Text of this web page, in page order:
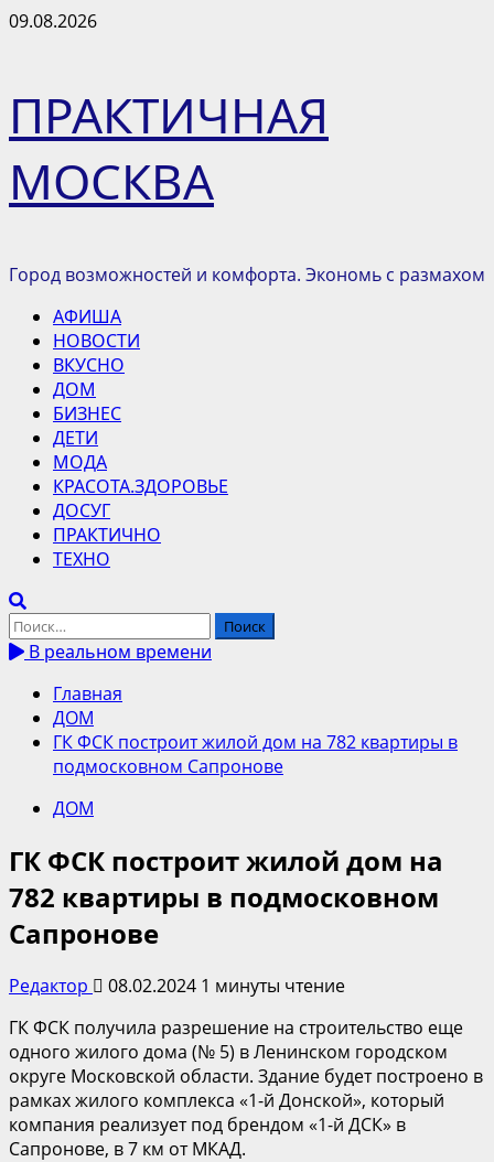
Перейти
09.08.2026
ПРАКТИЧНАЯ
МОСКВА
Город возможностей и комфорта. Экономь с размахом
Основное
меню
АФИША
НОВОСТИ
ВКУСНО
ДОМ
БИЗНЕС
ДЕТИ
МОДА
КРАСОТА.ЗДОРОВЬЕ
ДОСУГ
ПРАКТИЧНО
ТЕХНО
Найти:
В реальном времени
Главная
ДОМ
ГК ФСК построит жилой дом на 782 квартиры в
подмосковном Сапронове
ДОМ
ГК ФСК построит жилой дом на
782 квартиры в подмосковном
Сапронове
Редактор 08.02.2024 1 минуты чтение
ГК ФСК получила разрешение на строительство еще
одного жилого дома (№ 5) в Ленинском городском
округе Московской области. Здание будет построено в
рамках жилого комплекса «1-й Донской», который
компания реализует под брендом «1-й ДСК» в
Сапронове, в 7 км от МКАД.